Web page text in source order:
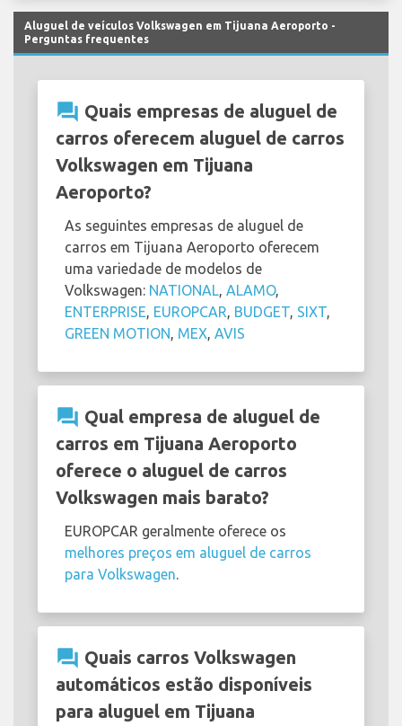
Aluguel de veículos Volkswagen em Tijuana Aeroporto -
Perguntas frequentes
question_answer Quais empresas de aluguel de
carros oferecem aluguel de carros
Volkswagen em Tijuana
Aeroporto?
As seguintes empresas de aluguel de
carros em Tijuana Aeroporto oferecem
uma variedade de modelos de
Volkswagen: NATIONAL ALAMO,
ENTERPRISE EUROPCAR BUDGET SIXT
GREEN MOTION MEX AVIS
question_answer Qual empresa de aluguel de
carros em Tijuana Aeroporto
oferece o aluguel de carros
Volkswagen mais barato?
EUROPCAR geralmente oferece os
melhores preços em aluguel de carros
para Volkswagen
question_answer Quais carros Volkswagen
automáticos estão disponíveis
para aluguel em Tijuana